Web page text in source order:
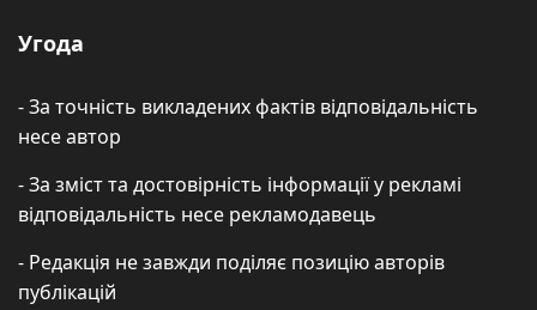
Угода
- За точність викладених фактів відповідальність
несе автор
- За зміст та достовірність інформації у рекламі
відповідальність несе рекламодавець
- Редакція не завжди поділяє позицію авторів
публікацій